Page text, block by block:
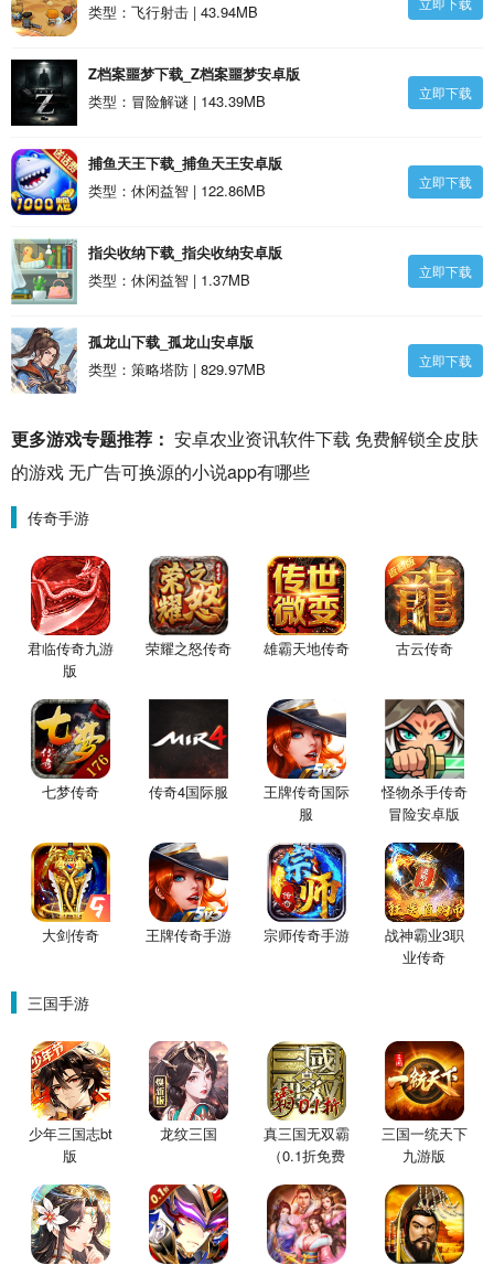
类型：飞行射击 | 43.94MB
Z档案噩梦下载_Z档案噩梦安卓版
类型：冒险解谜 | 143.39MB
立即下载
捕鱼天王下载_捕鱼天王安卓版
类型：休闲益智 | 122.86MB
立即下载
指尖收纳下载_指尖收纳安卓版
类型：休闲益智 | 1.37MB
立即下载
孤龙山下载_孤龙山安卓版
类型：策略塔防 | 829.97MB
立即下载
更多游戏专题推荐： 安卓农业资讯软件下载 免费解锁全皮肤
的游戏无广告可换源的小说app有哪些
传奇手游
君临传奇九游
版
荣耀之怒传奇 雄霸天地传奇 古云传奇
七梦传奇 传奇4国际服
王牌传奇国际
服
怪物杀手传奇
冒险安卓版
大剑传奇 王牌传奇手游 宗师传奇手游
战神霸业3职
业传奇
三国手游
少年三国志bt
版
龙纹三国
真三国无双霸
（0.1折免费
三国一统天下
九游版